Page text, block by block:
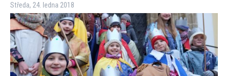
Středa, 24. ledna 2018